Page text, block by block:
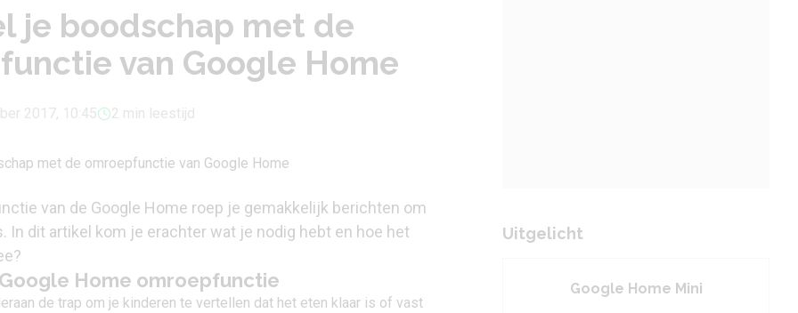
je boodschap met de
van Google Home
2017, 10:45 2 min leestijd
van de Google Home roep je gemakkelijk berichten om
In dit artikel kom je erachter wat je nodig hebt en hoe het
Home omroepfunctie
de trap om je kinderen te vertellen dat het eten klaar is of vast
Uitgelicht
Google Home Mini